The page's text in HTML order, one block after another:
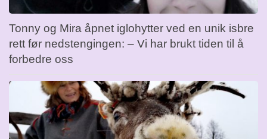
Tonny og Mira åpnet iglohytter ved en unik isbre
rett før nedstengingen: – Vi har brukt tiden til å
forbedre oss